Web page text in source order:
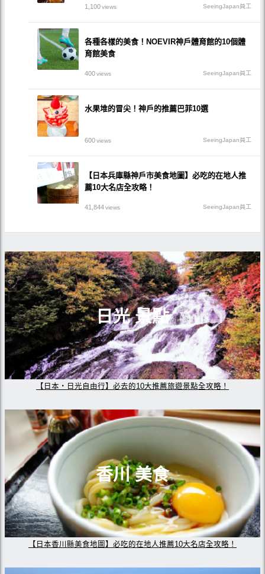
1,100views SeeingJapan員工
各種各樣的美食！NOEVIR神戶體育館的10個體
育館美食
400views SeeingJapan員工
水果堆的冒尖！神戶的推薦巴菲10選
600views SeeingJapan員工
【日本兵庫縣神戶市美食地圖】必吃的在地人推
薦10大名店全攻略！
41,844views SeeingJapan員工
日光 景點
【日本・日光自由行】必去的10大推薦旅遊景點全攻略！
香川 美食
【日本香川縣美食地圖】必吃的在地人推薦10大名店全攻略！